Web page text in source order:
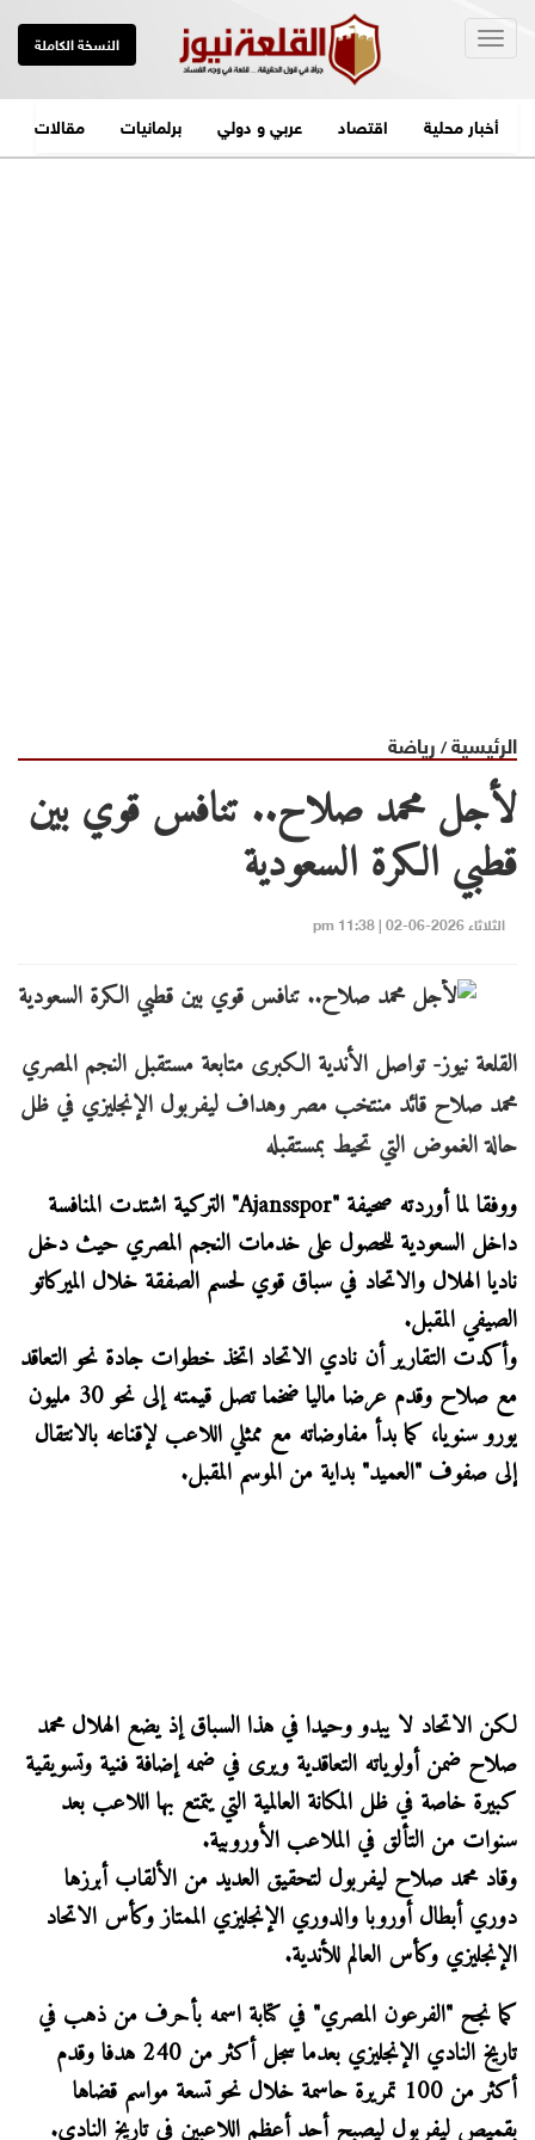
النسخة الكاملة
أخبار محلية اقتصاد عربي و دولي برلمانيات مقالات
الرئيسية/ رياضة
لأجل محمد صلاح.. تنافس قوي بين
قطبي الكرة السعودية
الثلاثاء 2026-06-02 | 11:38 pm
القلعة نيوز- تواصل الأندية الكبرى متابعة مستقبل النجم المصري
محمد صلاح قائد منتخب مصر وهداف ليفربول الإنجليزي في ظل
حالة الغموض التي تحيط بمستقبله
ووفقا لما أوردته صحيفة "Ajansspor" التركية اشتدت المنافسة
داخل السعودية للحصول على خدمات النجم المصري حيث دخل
ناديا الهلال والاتحاد في سباق قوي لحسم الصفقة خلال الميركاتو
الصيفي المقبل.
وأكدت التقارير أن نادي الاتحاد اتخذ خطوات جادة نحو التعاقد
مع صلاح وقدم عرضا ماليا ضخما تصل قيمته إلى نحو 30 مليون
يورو سنويا، كما بدأ مفاوضاته مع ممثلي اللاعب لإقناعه بالانتقال
إلى صفوف "العميد" بداية من الموسم المقبل.
لكن الاتحاد لا يبدو وحيدا في هذا السباق إذ يضع الهلال محمد
صلاح ضمن أولوياته التعاقدية ويرى في ضمه إضافة فنية وتسويقية
كبيرة خاصة في ظل المكانة العالمية التي يتمتع بها اللاعب بعد
سنوات من التألق في الملاعب الأوروبية.
وقاد محمد صلاح ليفربول لتحقيق العديد من الألقاب أبرزها
دوري أبطال أوروبا والدوري الإنجليزي الممتاز وكأس الاتحاد
الإنجليزي وكأس العالم للأندية.
كما نجح "الفرعون المصري" في كتابة اسمه بأحرف من ذهب في
تاريخ النادي الإنجليزي بعدما سجل أكثر من 240 هدفا وقدم
أكثر من 100 تمريرة حاسمة خلال نحو تسعة مواسم قضاها
بقميص ليفربول ليصبح أحد أعظم اللاعبين في تاريخ النادي.